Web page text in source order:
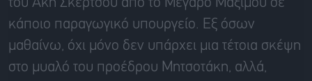
του Άκη Σκέρτσου από το Μέγαρο Μαξίμου σε
κάποιο παραγωγικό υπουργείο. Εξ όσων
μαθαίνω, όχι μόνο δεν υπάρχει μια τέτοια σκέψη
στο μυαλό του προέδρου Μητσοτάκη, αλλά,